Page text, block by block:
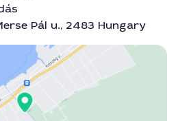
Pál u., 2483 Hungary